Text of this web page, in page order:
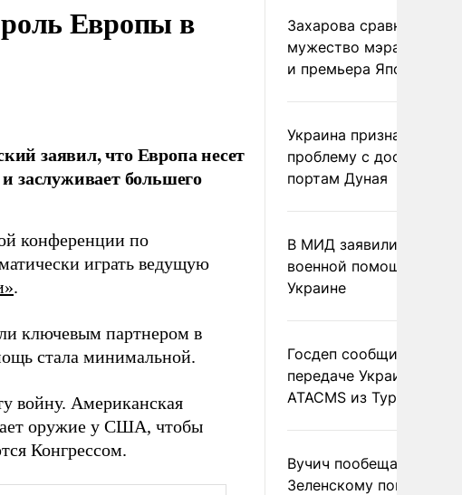
Европы в
заявил, что Европа несет
заслуживает большего
конференции по
играть ведущую
.
ключевым партнером в
стала минимальной.
войну. Американская
оружие у США, чтобы
Конгрессом.
Захарова сравнила
мужество мэра
и премьера Японии
Украина признала
проблему с доступом к
портам Дуная
В МИД заявили о
военной помощи
Украине
Госдеп сообщил о
передаче Украине
ATACMS из Турции
Вучич пообещал
Зеленскому помочь со